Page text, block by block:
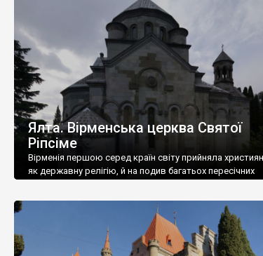
називаються «повстяками» (postaki)…” “Вино. Крим
виробляє відмінне вино і його вдосталь: воно все
легке біле і дуже […]
Ялта. Вірменська церква Святої
Ріпсіме
Вірменія першою серед країн світу прийняла
як державну релігію, й на подив багатьох пересічних